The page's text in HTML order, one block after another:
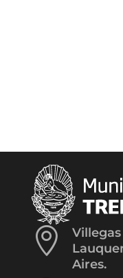

Aires.